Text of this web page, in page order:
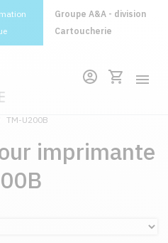
Groupe A&A - division
Cartoucherie
TM-U200B
imprimante